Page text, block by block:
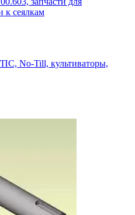
к сеялкам
No-Till, культиваторы,